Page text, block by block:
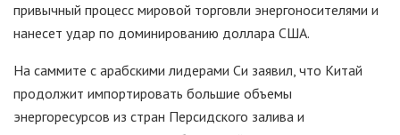
привычный процесс мировой торговли энергоносителями и
нанесет удар по доминированию доллара США.
На саммите с арабскими лидерами Си заявил, что Китай
продолжит импортировать большие объемы
энергоресурсов из стран Персидского залива и